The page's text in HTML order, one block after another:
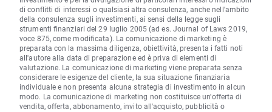
di conflitti di interessi o qualsiasi altra consulenza, anche nell'ambito
della consulenza sugli investimenti, ai sensi della legge sugli
strumenti finanziari del 29 luglio 2005 (ad es. Journal of Laws 2019,
voce 875, come modificata). La comunicazione di marketing è
preparata con la massima diligenza, obiettività, presenta i fatti noti
all'autore alla data di preparazione ed è priva di elementi di
valutazione. La comunicazione di marketing viene preparata senza
considerare le esigenze del cliente, la sua situazione finanziaria
individuale e non presenta alcuna strategia di investimento in alcun
modo. La comunicazione di marketing non costituisce un'offerta di
vendita, offerta, abbonamento, invito all'acquisto, pubblicità o